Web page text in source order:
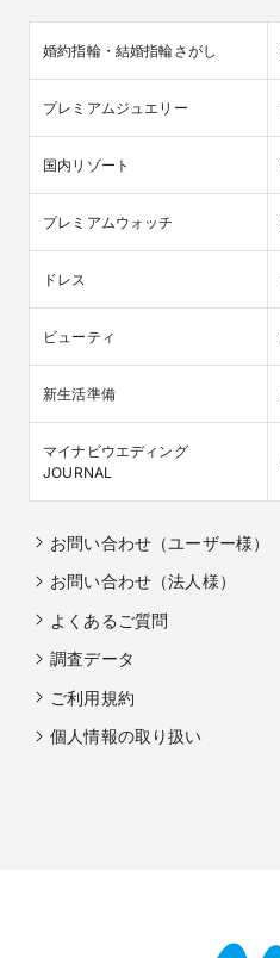
婚約指輪・結婚指輪さがし
プレミアムジュエリー
国内リゾート
プレミアムウォッチ
ドレス
ビューティ
新生活準備
マイナビウエディング
JOURNAL
お問い合わせ（ユーザー様）
お問い合わせ（法人様）
よくあるご質問
調査データ
ご利用規約
個人情報の取り扱い